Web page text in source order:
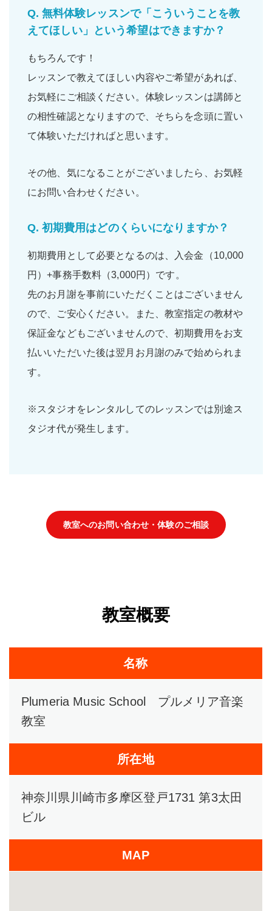
Q. 無料体験レッスンで「こういうことを教
えてほしい」という希望はできますか？
もちろんです！
レッスンで教えてほしい内容やご希望があれば、
お気軽にご相談ください。体験レッスンは講師と
の相性確認となりますので、そちらを念頭に置い
て体験いただければと思います。
その他、気になることがございましたら、お気軽
にお問い合わせください。
Q. 初期費用はどのくらいになりますか？
初期費用として必要となるのは、入会金（10,000
円）+事務手数料（3,000円）です。
先のお月謝を事前にいただくことはございません
ので、ご安心ください。また、教室指定の教材や
保証金などもございませんので、初期費用をお支
払いいただいた後は翌月お月謝のみで始められま
す。
※スタジオをレンタルしてのレッスンでは別途ス
タジオ代が発生します。
教室へのお問い合わせ・体験のご相談
教室概要
名称
Plumeria Music School プルメリア音楽
教室
所在地
神奈川県川崎市多摩区登戸1731 第3太田
ビル
MAP